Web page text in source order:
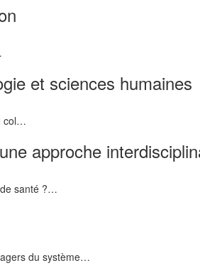
et sciences humaines
col…
approche
santé ?…
du système…